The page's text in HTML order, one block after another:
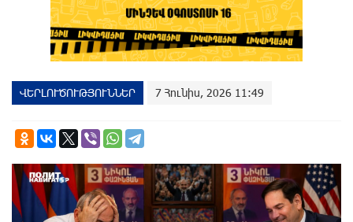
ՎԵՐԼՈՒԾՈՒԹՅՈՒՆՆԵՐ 7 Հունիս, 2026 11:49